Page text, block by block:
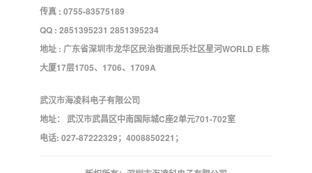
传真 : 0755-83575189
QQ : 2851395231 2851395234
地址 : 广东省深圳市龙华区民治街道民乐社区星河WORLD E栋
大厦17层1705、1706、1709A
武汉市海凌科电子有限公司
地址： 武汉市武昌区中南国际城C座2单元701-702室
电话: 027-87222329；4008850221；